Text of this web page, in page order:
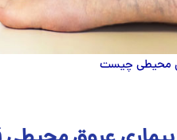
محیطی چیست